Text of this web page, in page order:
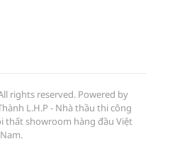
rights reserved. Powered by
L.H.P - Nhà thầu thi công
thất showroom hàng đầu Việt
Nam.